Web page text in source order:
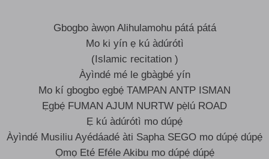
Gbogbo àwọn Alihulamohu pátá pátá
Mo ki yín ẹ kú àdúrótì
(Islamic recitation )
Àyìndé mé le gbàgbé yín
Mo kí gbogbo ẹgbẹ́ TAMPAN ANTP ISMAN
Ẹgbẹ́ FUMAN AJUM NURTW pẹ̀lú ROAD
Ẹ kú àdúrótì mo dúpẹ́
Àyìndé Musiliu Ayédáadé àti Sapha SEGO mo dúpẹ́ dúpẹ́
Ọmọ Eté Eféle Akibu mo dúpẹ́ dúpẹ́